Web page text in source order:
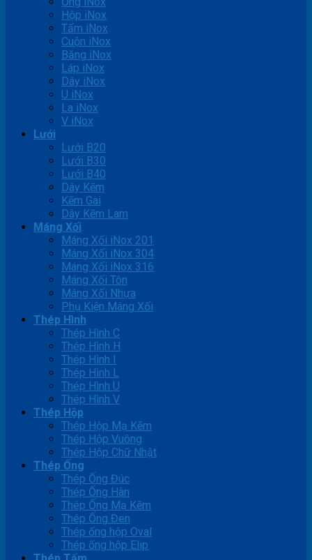
Hộp iNox
Tấm iNox
Cuộn iNox
Băng iNox
Láp iNox
Dây iNox
U iNox
La iNox
V iNox
Lưới
Lưới B20
Lưới B30
Lưới B40
Dây Kẽm
Kẽm Gai
Dây Kẽm Lam
Máng Xối
Máng Xối iNox 201
Máng Xối iNox 304
Máng Xối iNox 316
Máng Xối Tôn
Máng Xối Nhựa
Phụ Kiện Máng Xối
Thép Hình
Thép Hình C
Thép Hình H
Thép Hình I
Thép Hình L
Thép Hình U
Thép Hình V
Thép Hộp
Thép Hộp Mạ Kẽm
Thép Hộp Vuông
Thép Hộp Chữ Nhật
Thép Ống
Thép Ống Đúc
Thép Ống Hàn
Thép Ống Mạ Kẽm
Thép Ống Đen
Thép ống hộp Oval
Thép ống hộp Elip